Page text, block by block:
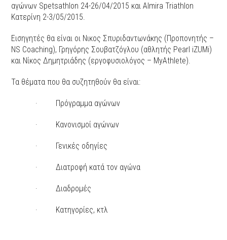
αγώνων Spetsathlon 24-26/04/2015 και Almira Triathlon
Κατερίνη 2-3/05/2015.
Εισηγητές θα είναι οι Νικος Σπυριδαντωνάκης (Προπονητής –
NS Coaching), Γρηγόρης Σουβατζόγλου (αθλητής Pearl iZUMi)
και Νίκος Δημητριάδης (εργοφυσιολόγος – MyAthlete).
Τα θέματα που θα συζητηθούν θα είναι:
· Πρόγραμμα αγώνων
· Κανονισμοί αγώνων
· Γενικές οδηγίες
· Διατροφή κατά τον αγώνα
· Διαδρομές
· Κατηγορίες, κτλ